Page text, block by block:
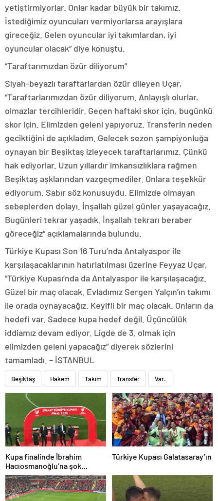
yetiştirmiyorlar. Onlar kadar büyük bir takımız.
İstediğimiz oyuncuları vermiyorlarsa arayışlara
gireceğiz. Gelen oyuncular iyi takımlardan, iyi
oyuncular olacak” diye konuştu.
“Taraftarımızdan özür diliyorum”
Siyah-beyazlı taraftarlardan özür dileyen Uçar,
“Taraftarlarımızdan özür diliyorum. Anlayışlı olurlar,
olmazlar tercihleridir. Geçen haftaki skor için, bugünkü
skor için. Elimizden geleni yapıyoruz. Transferin neden
geciktiğini de açıkladım. Gelecek sezon şampiyonluğa
oynayan bir Beşiktaş izleyecek taraftarlarımız. Çünkü
hak ediyorlar. Uzun yıllardır imkansızlıklara rağmen
Beşiktaş aşklarından vazgeçmediler. Onlara teşekkür
ediyorum. Sabır söz konusuydu. Elimizde olmayan
sebeplerden dolayı. İnşallah güzel günler yaşayacağız.
Bugünleri tekrar yaşadık. İnşallah tekrarı beraber
göreceğiz” açıklamalarında bulundu.
Türkiye Kupası Son 16 Turu’nda Antalyaspor ile
karşılaşacaklarının hatırlatılması üzerine Feyyaz Uçar,
“Türkiye Kupası’nda da Antalyaspor ile karşılaşacağız.
Güzel bir maç olacak. Evladımız Sergen Yalçın’ın takımı
ile orada oynayacağız. Keyifli bir maç olacak. Onların da
hedefi var. Sadece kupa hedef değil. Üçüncülük
iddiamız devam ediyor. Ligde de 3. olmak için
elimizden geleni yapacağız” diyerek sözlerini
tamamladı. – İSTANBUL
Beşiktaş Hakem Takım Transfer Var.
Kupa finalinde İbrahim
Hacıosmanoğlu’na şok
protesto!
Türkiye Kupası Galatasaray’ın